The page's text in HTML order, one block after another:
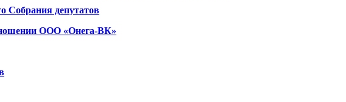
Собрания депутатов
ООО «Онега-ВК»